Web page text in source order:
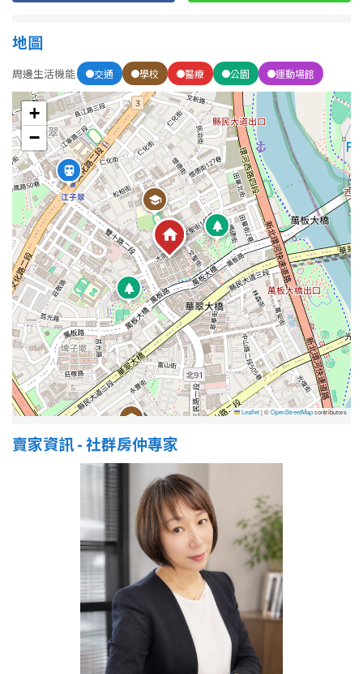
地圖
周邊生活機能 交通 學校 醫療 公園 運動場館
+
−
Leaflet|©OpenStreetMapcontributors
賣家資訊 - 社群房仲專家